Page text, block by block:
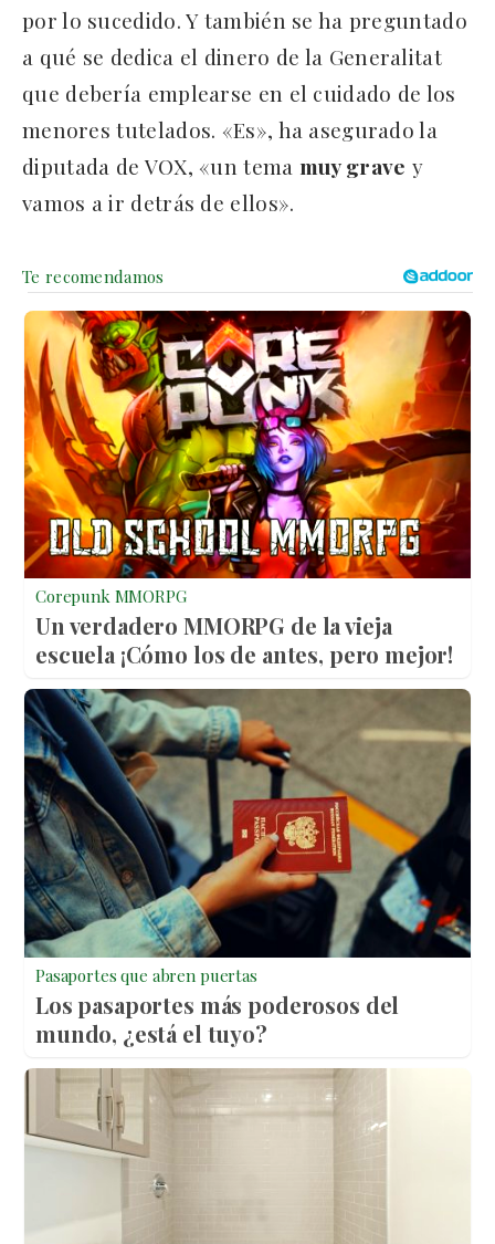
por lo sucedido. Y también se ha preguntado
a qué se dedica el dinero de la Generalitat
que debería emplearse en el cuidado de los
menores tutelados. «Es», ha asegurado la
diputada de VOX, «un tema muy grave y
vamos a ir detrás de ellos».
Corepunk MMORPG
Un verdadero MMORPG de la vieja
escuela ¡Cómo los de antes, pero mejor!
Pasaportes que abren puertas
Los pasaportes más poderosos del
mundo, ¿está el tuyo?